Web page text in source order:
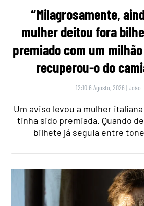
“Milagrosamente,
mulher deitou fora
premiado com um
recuperou-o do
12:10 6 Agosto, 2026 |João
Um aviso levou a mulher
tinha sido premiada. Quando
bilhete já seguia entre